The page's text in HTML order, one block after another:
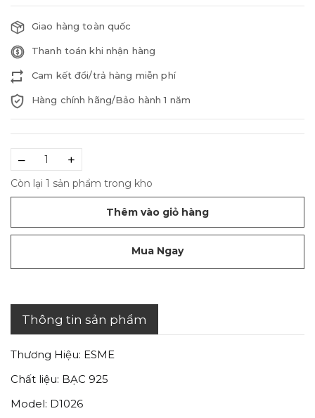
Giao hàng toàn quốc
Thanh toán khi nhận hàng
Cam kết đổi/trả hàng miễn phí
Hàng chính hãng/Bảo hành 1 năm
– +
Còn lại 1 sản phẩm trong kho
Thêm vào giỏ hàng
Mua Ngay
Thông tin sản phẩm
Thương Hiệu: ESME
Chất liệu: BẠC 925
Model: D1026